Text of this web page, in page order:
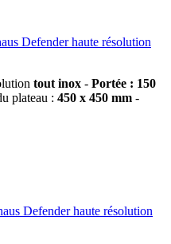
Defender haute résolution
tout inox - Portée : 150
plateau : 450 x 450 mm -
Defender haute résolution